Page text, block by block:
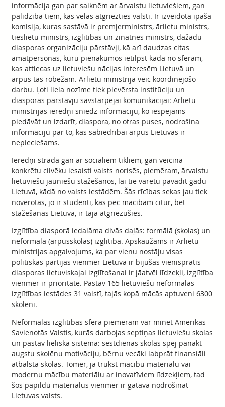
informācija gan par saiknēm ar ārvalstu lietuviešiem, gan
palīdzība tiem, kas vēlas atgriezties valstī. Ir izveidota īpaša
komisija, kuras sastāvā ir premjerministrs, ārlietu ministrs,
tieslietu ministrs, izglītības un zinātnes ministrs, dažādu
diasporas organizāciju pārstāvji, kā arī daudzas citas
amatpersonas, kuru pienākumos ietilpst kāda no sfērām,
kas attiecas uz lietuviešu nācijas interesēm Lietuvā un
ārpus tās robežām. Ārlietu ministrija veic koordinējošo
darbu. Ļoti liela nozīme tiek pievērsta institūciju un
diasporas pārstāvju savstarpējai komunikācijai: Ārlietu
ministrijas ierēdņi sniedz informāciju, ko iespējams
piedāvāt un izdarīt, diaspora, no otras puses, nodrošina
informāciju par to, kas sabiedrībai ārpus Lietuvas ir
nepieciešams.
Ierēdņi strādā gan ar sociāliem tīkliem, gan veicina
konkrētu cilvēku iesaisti valsts norisēs, piemēram, ārvalstu
lietuviešu jauniešu stažēšanos, lai tie varētu pavadīt gadu
Lietuvā, kādā no valsts iestādēm. Šās rīcības sekas jau tiek
novērotas, jo ir studenti, kas pēc mācībām citur, bet
stažēšanās Lietuvā, ir tajā atgriezušies.
Izglītība diasporā iedalāma divās daļās: formālā (skolas) un
neformālā (ārpusskolas) izglītība. Apskaužams ir Ārlietu
ministrijas apgalvojums, ka par vienu nostāju visas
politiskās partijas vienmēr Lietuvā ir bijušas vienisprātis –
diasporas lietuviskajai izglītošanai ir jāatvēl līdzekļi, izglītība
vienmēr ir prioritāte. Pastāv 165 lietuviešu neformālās
izglītības iestādes 31 valstī, tajās kopā mācās aptuveni 6300
skolēni.
Neformālās izglītības sfērā piemēram var minēt Amerikas
Savienotās Valstis, kurās darbojas septiņas lietuviešu skolas
un pastāv lieliska sistēma: sestdienās skolās spēj panākt
augstu skolēnu motivāciju, bērnu vecāki labprāt finansiāli
atbalsta skolas. Tomēr, ja trūkst mācību materiālu vai
modernu mācību materiālu ar inovatīviem līdzekļiem, tad
šos papildu materiālus vienmēr ir gatava nodrošināt
Lietuvas valsts.